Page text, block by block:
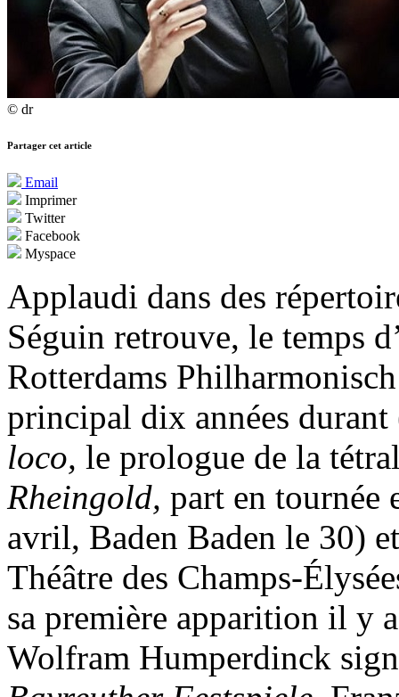
© dr
Partager cet article
Email
Imprimer
Twitter
Facebook
Myspace
Applaudi dans des
Séguin retrouve, le temps
Rotterdams
principal dix années
loco, le prologue de la
Rheingold, part en tournée
avril, Baden Baden le 30)
Théâtre des Champs-
sa première apparition il y
Wolfram Humperdinck